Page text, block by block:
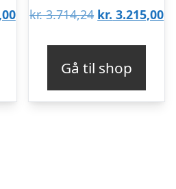
Den
kr. 2.483,00.
kr.3.714,24 Den
kr. 3.714,24.
kr. 3.215,00
Gå til shop